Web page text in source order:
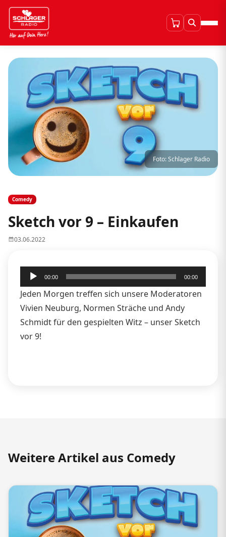
Foto: Schlager Radio
Comedy
Sketch vor 9 – Einkaufen
03.06.2022
Audio-
Player
00:00 00:00
Jeden Morgen treffen sich unsere Moderatoren
Vivien Neuburg, Normen Sträche und Andy
Schmidt für den gespielten Witz – unser Sketch
vor 9!
Weitere Artikel aus Comedy